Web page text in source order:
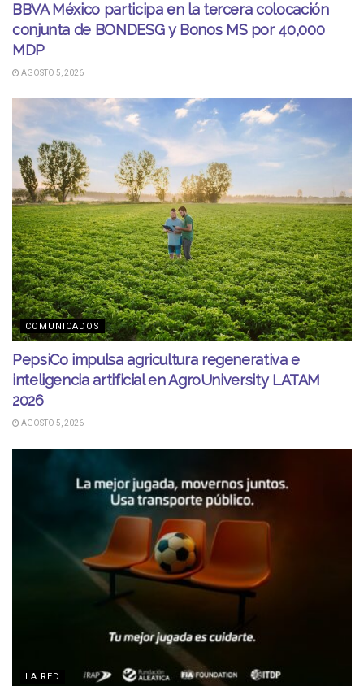
BBVA México participa en la tercera colocación
conjunta de BONDESG y Bonos MS por 40,000
MDP
AGOSTO 5, 2026
COMUNICADOS
PepsiCo impulsa agricultura regenerativa e
inteligencia artificial en AgroUniversity LATAM
2026
AGOSTO 5, 2026
LA RED